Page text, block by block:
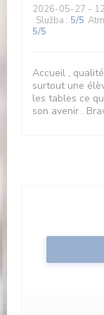
2026-05-27 -
Služba : 5/5
5/5
Accueil ,
surtout une
les tables ce
son avenir .